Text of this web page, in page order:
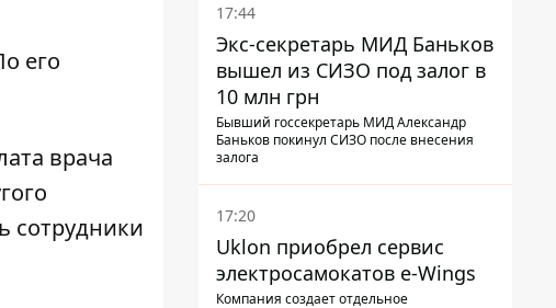
его
врача
сотрудники
17:44
Экс-секретарь МИД Баньков
вышел из СИЗО под залог в
10 млн грн
Бывший госсекретарь МИД Александр
Баньков покинул СИЗО после внесения
залога
17:20
Uklon приобрел сервис
электросамокатов e-Wings
Компания создает отдельное